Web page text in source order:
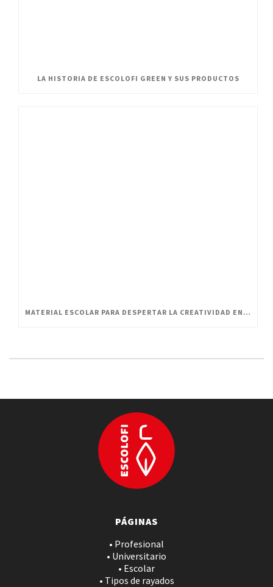
LA HISTORIA DE ESCOLOFI GREEN Y SUS PRODUCTOS
MATERIAL ESCOLAR PARA DESPERTAR LA CREATIVIDAD EN PEQUEÑOS ARTISTAS
PÁGINAS
• Profesional
• Universitario
• Escolar
• Tipos de rayados